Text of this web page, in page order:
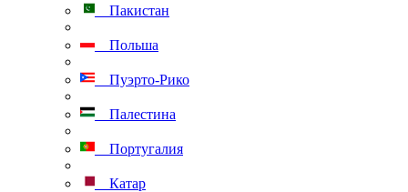
Пакистан
Польша
Пуэрто-Рико
Палестина
Португалия
Катар